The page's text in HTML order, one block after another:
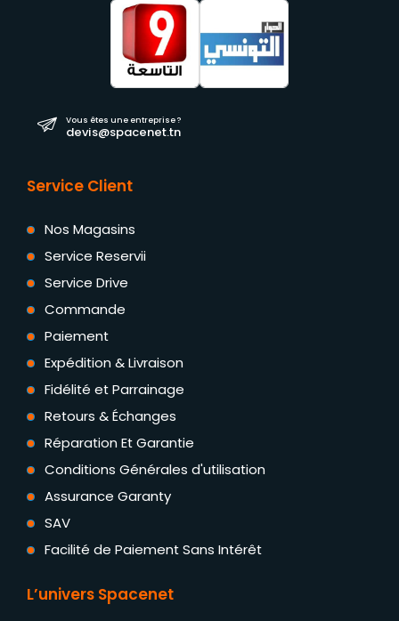
Vous êtes une entreprise ?
devis@spacenet.tn
Service Client
Nos Magasins
Service Reservii
Service Drive
Commande
Paiement
Expédition & Livraison
Fidélité et Parrainage
Retours & Échanges
Réparation Et Garantie
Conditions Générales d'utilisation
Assurance Garanty
SAV
Facilité de Paiement Sans Intérêt
L’univers Spacenet